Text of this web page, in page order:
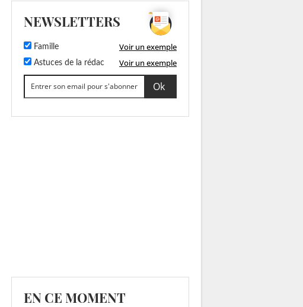
NEWSLETTERS
Famille Voir un exemple
Astuces de la rédac Voir un exemple
EN CE MOMENT